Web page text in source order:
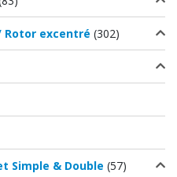
Rotor excentré (302)
Simple & Double (57)